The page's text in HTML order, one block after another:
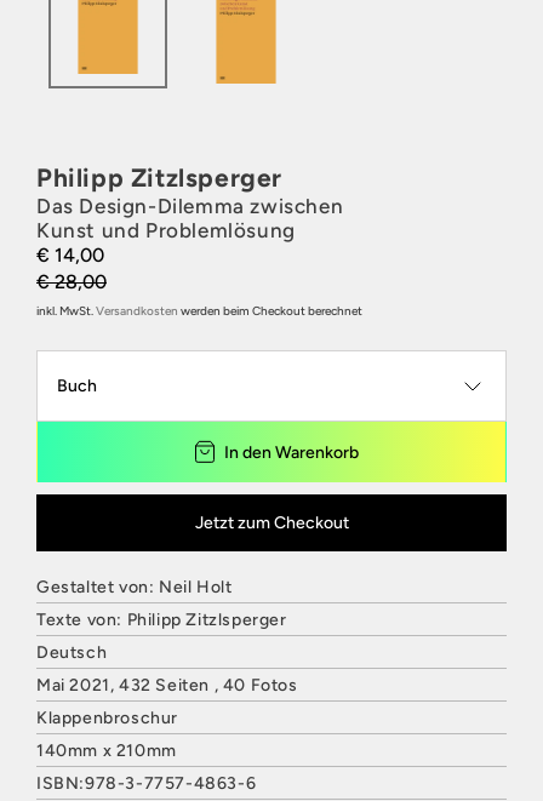
Philipp Zitzlsperger
Das Design-Dilemma zwischen
Kunst und Problemlösung
€ 14,00
€ 28,00
inkl. MwSt.Versandkosten werden beim Checkout berechnet
In den Warenkorb
Jetzt zum Checkout
Gestaltet von: Neil Holt
Texte von: Philipp Zitzlsperger
Deutsch
Mai 2021, 432 Seiten , 40 Fotos
Klappenbroschur
140mm x 210mm
ISBN:978-3-7757-4863-6